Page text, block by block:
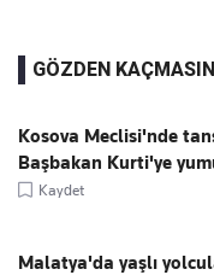
GÖZDEN KAÇMASIN
Kosova Meclisi'nde
Başbakan Kurti'ye
Kaydet
Malatya'da yaşlı